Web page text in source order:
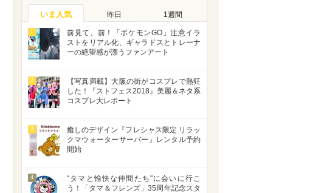
いま人気 昨日 1週間
1
前見て、前！「ポケモンGO」注意イラ
ストをリアル化、ギャラドスとトレーナ
ーの絶望感が漂うファンアート
2
【写真満載】大阪の街がコスプレで熱狂
した！『ストフェス2018』美麗＆ネタ系
コスプレ大レポート
3
癒しのデザイン『フレシャス限定 リラッ
クマウォーターサーバー』レンタル予約
開始
4
“タマと愉快な仲間たち"に会いに行こ
う！「タマ＆フレンズ」35周年記念スタ